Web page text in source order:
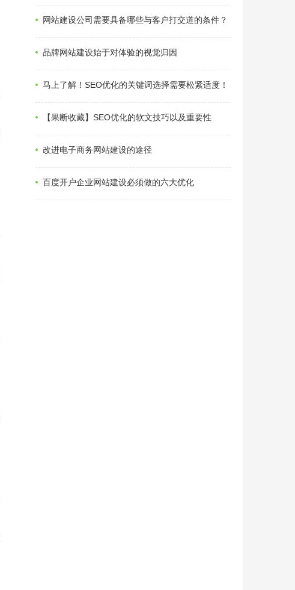
网站建设公司需要具备哪些与客户打交道的条件？
品牌网站建设始于对体验的视觉归因
马上了解！SEO优化的关键词选择需要松紧适度！
【果断收藏】SEO优化的软文技巧以及重要性
改进电子商务网站建设的途径
百度开户企业网站建设必须做的六大优化